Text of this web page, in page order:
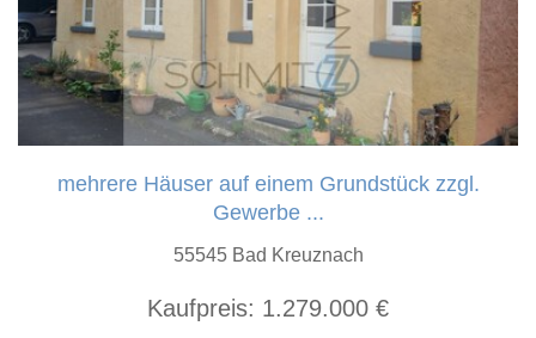
mehrere Häuser auf einem Grundstück zzgl.
Gewerbe ...
55545 Bad Kreuznach
Kaufpreis: 1.279.000 €